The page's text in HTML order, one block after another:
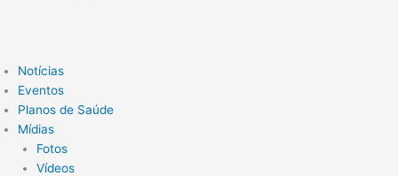
Notícias
Eventos
Planos de Saúde
Mídias
Fotos
Vídeos